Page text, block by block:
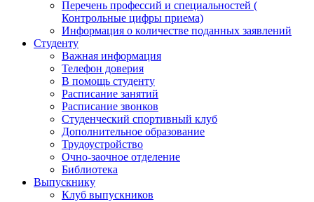
Перечень профессий и специальностей (
Контрольные цифры приема)
Информация о количестве поданных заявлений
Студенту
Важная информация
Телефон доверия
В помощь студенту
Расписание занятий
Расписание звонков
Студенческий спортивный клуб
Дополнительное образование
Трудоустройство
Очно-заочное отделение
Библиотека
Выпускнику
Клуб выпускников